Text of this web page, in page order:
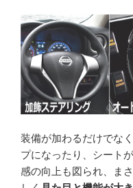
装備が加わるだけでな
プになったり、シート
感の向上も図られ、ま